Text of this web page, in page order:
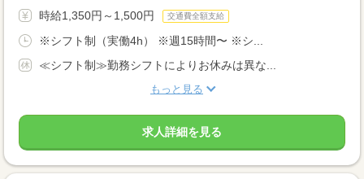
時給1,350円～1,500円 交通費全額支給
※シフト制（実働4h） ※週15時間〜 ※シ...
≪シフト制≫勤務シフトによりお休みは異な...
もっと見る
求人詳細を見る